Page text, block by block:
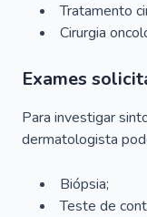
Tratamento
Cirurgia
Exames
Para investigar
dermatologista
Biópsia;
Teste de